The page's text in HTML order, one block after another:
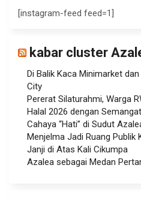
[instagram-feed feed=1]
kabar cluster
Di Balik Kaca Minimarket
City
Pererat Silaturahmi, Warga
Halal 2026 dengan
Cahaya “Hati” di Sudut
Menjelma Jadi Ruang Publik
Janji di Atas Kali Cikumpa
Azalea sebagai Medan